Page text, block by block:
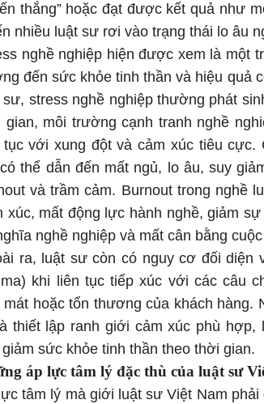
thắng” hoặc đạt được kết quả như
nhiều luật sư rơi vào trạng thái lo âu
nghề nghiệp hiện được xem là một
đến sức khỏe tinh thần và hiệu quả
sư, stress nghề nghiệp thường phát
gian, môi trường cạnh tranh nghề
tục với xung đột và cảm xúc tiêu
thể dẫn đến mất ngủ, lo âu, suy
và trầm cảm. Burnout trong nghề
xúc, mất động lực hành nghề, giảm
nghề nghiệp và mất cân bằng
ra, luật sư còn có nguy cơ đối diện
khi liên tục tiếp xúc với các câu
mát hoặc tổn thương của khách hàng.
thiết lập ranh giới cảm xúc phù hợp,
sức khỏe tinh thần theo thời gian.
áp lực tâm lý đặc thù của luật sư
tâm lý mà giới luật sư Việt Nam